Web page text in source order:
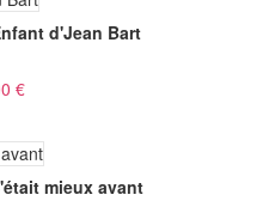
d'Jean Bart
€
mieux avant